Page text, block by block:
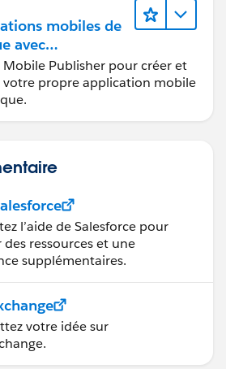
mobiles de
avec
Publisher
Mobile Publisher pour créer et
votre propre application mobile
l’aide de Salesforce pour
ressources et une
supplémentaires.
votre idée sur